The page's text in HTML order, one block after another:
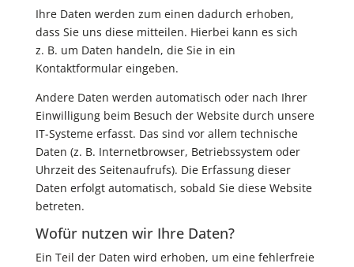
Ihre Daten werden zum einen dadurch erhoben,
dass Sie uns diese mitteilen. Hierbei kann es sich
z. B. um Daten handeln, die Sie in ein
Kontaktformular eingeben.
Andere Daten werden automatisch oder nach Ihrer
Einwilligung beim Besuch der Website durch unsere
IT-Systeme erfasst. Das sind vor allem technische
Daten (z. B. Internetbrowser, Betriebssystem oder
Uhrzeit des Seitenaufrufs). Die Erfassung dieser
Daten erfolgt automatisch, sobald Sie diese Website
betreten.
Wofür nutzen wir Ihre Daten?
Ein Teil der Daten wird erhoben, um eine fehlerfreie